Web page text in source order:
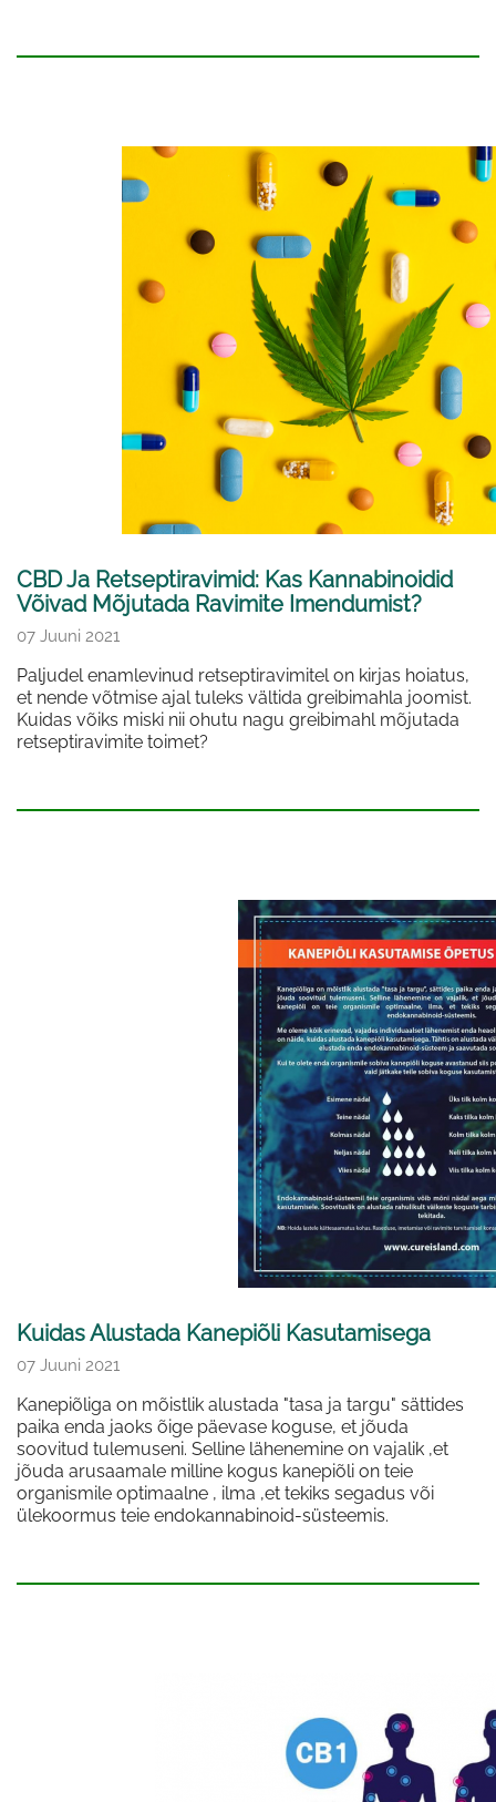
CBD Ja Retseptiravimid: Kas Kannabinoidid
Võivad Mõjutada Ravimite Imendumist?
07 Juuni 2021
Paljudel enamlevinud retseptiravimitel on kirjas hoiatus,
et nende võtmise ajal tuleks vältida greibimahla joomist.
Kuidas võiks miski nii ohutu nagu greibimahl mõjutada
retseptiravimite toimet?
Kuidas Alustada Kanepiõli Kasutamisega
07 Juuni 2021
Kanepiõliga on mõistlik alustada "tasa ja targu" sättides
paika enda jaoks õige päevase koguse, et jõuda
soovitud tulemuseni. Selline lähenemine on vajalik ,et
jõuda arusaamale milline kogus kanepiõli on teie
organismile optimaalne , ilma ,et tekiks segadus või
ülekoormus teie endokannabinoid-süsteemis.